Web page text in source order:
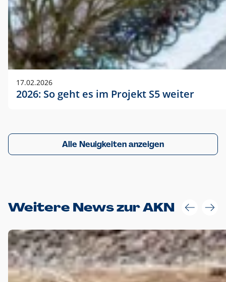
17.02.2026
2026: So geht es im Projekt S5 weiter
Alle Neuigkeiten anzeigen
Weitere News zur AKN